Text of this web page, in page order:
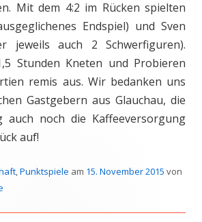
Mit dem 4:2 im Rücken spielten
Endspiel) und Sven
jeweils auch 2 Schwerfiguren).
Stunden Kneten und Probieren
remis aus. Wir bedanken uns
Gastgebern aus Glauchau, die
auch noch die Kaffeeversorgung
auf!
,Punktspiele am 15. November 2015 von